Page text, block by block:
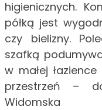
higienicznych.
półką jest
czy bielizny.
szafką
w małej
przestrzeń –
Widomska